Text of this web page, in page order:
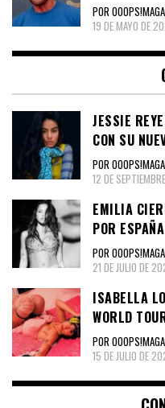
POR
19 DE MAYO DE
JESSIE
CON SU
POR
12 DE
EMILIA
POR ESPAÑA
POR
21 DE JULIO DE
ISABELLA
WORLD
POR
15 DE JULIO DE